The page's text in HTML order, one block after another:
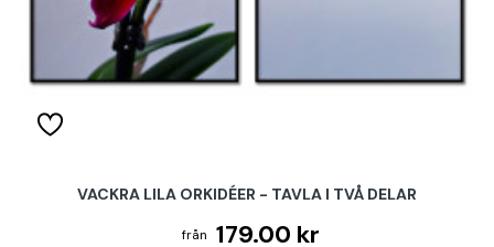
VACKRA LILA ORKIDÉER - TAVLA I TVÅ DELAR
179.00 kr